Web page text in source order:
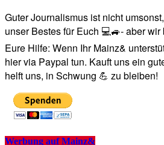
Guter Journalismus ist nicht
unser Bestes für Euch 💻🚙- aber
Eure Hilfe: Wenn Ihr Mainz&
hier via Paypal tun. Kauft uns ein
helft uns, in Schwung 💪 zu bleiben!
Werbung auf Mainz&